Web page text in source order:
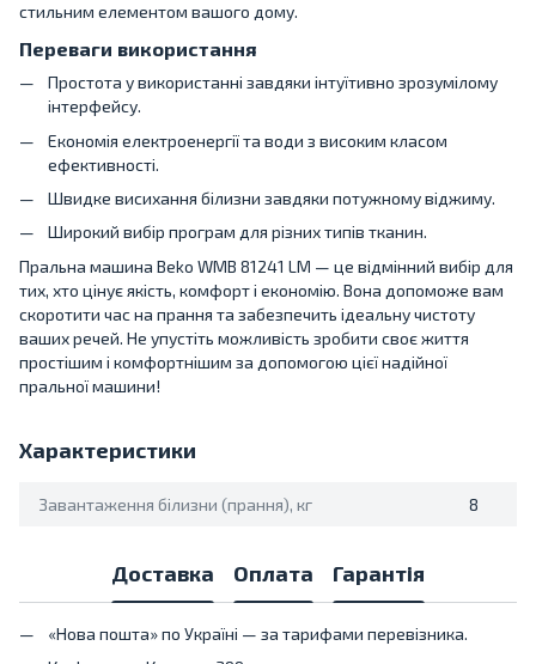
стильним елементом вашого дому.
Переваги використання
Простота у використанні завдяки інтуїтивно зрозумілому
інтерфейсу.
Економія електроенергії та води з високим класом
ефективності.
Швидке висихання білизни завдяки потужному віджиму.
Широкий вибір програм для різних типів тканин.
Пральна машина Beko WMB 81241 LM — це відмінний вибір для
тих, хто цінує якість, комфорт і економію. Вона допоможе вам
скоротити час на прання та забезпечить ідеальну чистоту
ваших речей. Не упустіть можливість зробити своє життя
простішим і комфортнішим за допомогою цієї надійної
пральної машини!
Характеристики
Завантаження білизни (прання), кг 8
Доставка Оплата Гарантія
«Нова пошта» по Україні — за тарифами перевізника.